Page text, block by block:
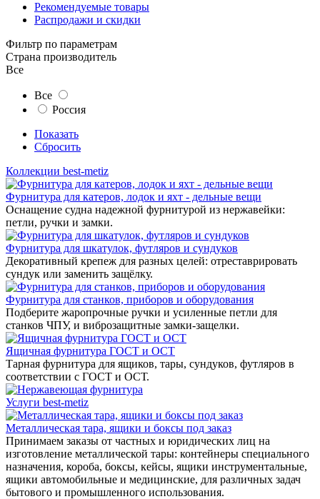
Рекомендуемые товары
Распродажи и скидки
Фильтр по параметрам
Страна производитель
Все
Все
Россия
Показать
Сбросить
Коллекции best-metiz
Фурнитура для катеров, лодок и яхт - дельные вещи
Оснащение судна надежной фурнитурой из нержавейки:
петли, ручки и замки.
Фурнитура для шкатулок, футляров и сундуков
Декоративный крепеж для разных целей: отреставрировать
сундук или заменить защёлку.
Фурнитура для станков, приборов и оборудования
Подберите жаропрочные ручки и усиленные петли для
станков ЧПУ, и виброзащитные замки-защелки.
Ящичная фурнитура ГОСТ и ОСТ
Тарная фурнитура для ящиков, тары, сундуков, футляров в
соответствии с ГОСТ и ОСТ.
Услуги best-metiz
Металлическая тара, ящики и боксы под заказ
Принимаем заказы от частных и юридических лиц на
изготовление металлической тары: контейнеры специального
назначения, короба, боксы, кейсы, ящики инструментальные,
ящики автомобильные и медицинские, для различных задач
бытового и промышленного использования.